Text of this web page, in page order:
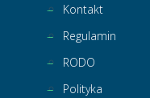
Kontakt
Regulamin
RODO
Polityka